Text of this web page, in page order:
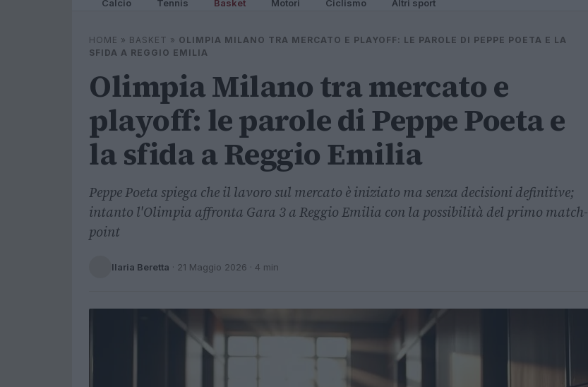
Calcio Tennis Basket Motori Ciclismo Altri sport
HOME » BASKET » OLIMPIA MILANO TRA MERCATO E PLAYOFF: LE PAROLE DI PEPPE POETA E LA
SFIDA A REGGIO EMILIA
Olimpia Milano tra mercato e
playoff: le parole di Peppe Poeta e
la sfida a Reggio Emilia
Peppe Poeta spiega che il lavoro sul mercato è iniziato ma senza decisioni definitive;
intanto l'Olimpia affronta Gara 3 a Reggio Emilia con la possibilità del primo match-
point
Ilaria Beretta · 21 Maggio 2026 · 4 min